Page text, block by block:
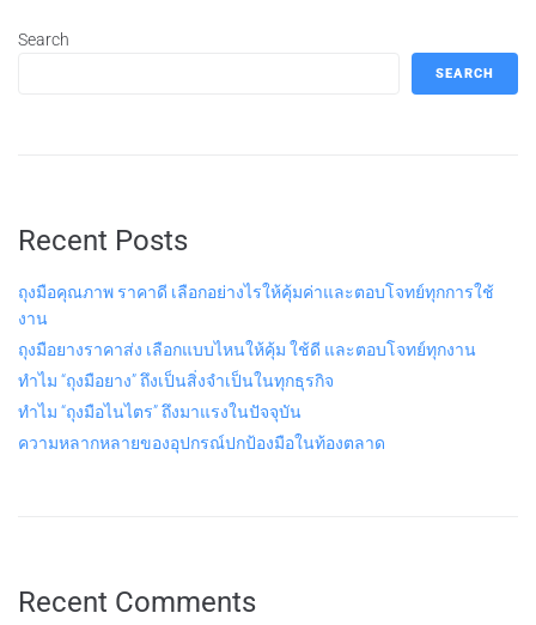
Search
SEARCH
Recent Posts
ถุงมือคุณภาพ ราคาดี เลือกอย่างไรให้คุ้มค่าและตอบโจทย์ทุกการใช้
งาน
ถุงมือยางราคาส่ง เลือกแบบไหนให้คุ้ม ใช้ดี และตอบโจทย์ทุกงาน
ทำไม “ถุงมือยาง” ถึงเป็นสิ่งจำเป็นในทุกธุรกิจ
ทำไม “ถุงมือไนไตร” ถึงมาแรงในปัจจุบัน
ความหลากหลายของอุปกรณ์ปกป้องมือในท้องตลาด
Recent Comments